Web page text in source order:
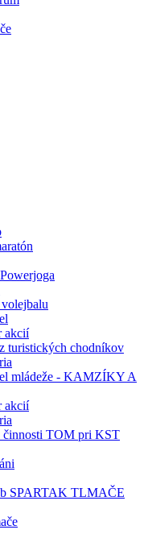
akcií
turistických chodníkov
mládeže - KAMZÍKY A
akcií
činnosti TOM pri KST
SPARTAK TLMAČE